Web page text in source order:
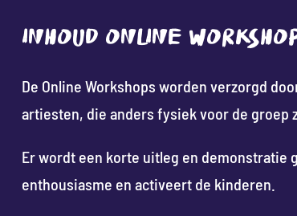
INHOUD ONLINE
De Online Workshops worden verzorgd
artiesten, die anders fysiek voor de groep
Er wordt een korte uitleg en demonstratie
enthousiasme en activeert de kinderen.